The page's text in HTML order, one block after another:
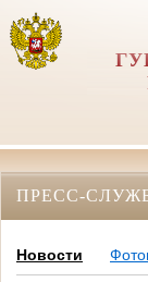
ПРЕСС-
Новости